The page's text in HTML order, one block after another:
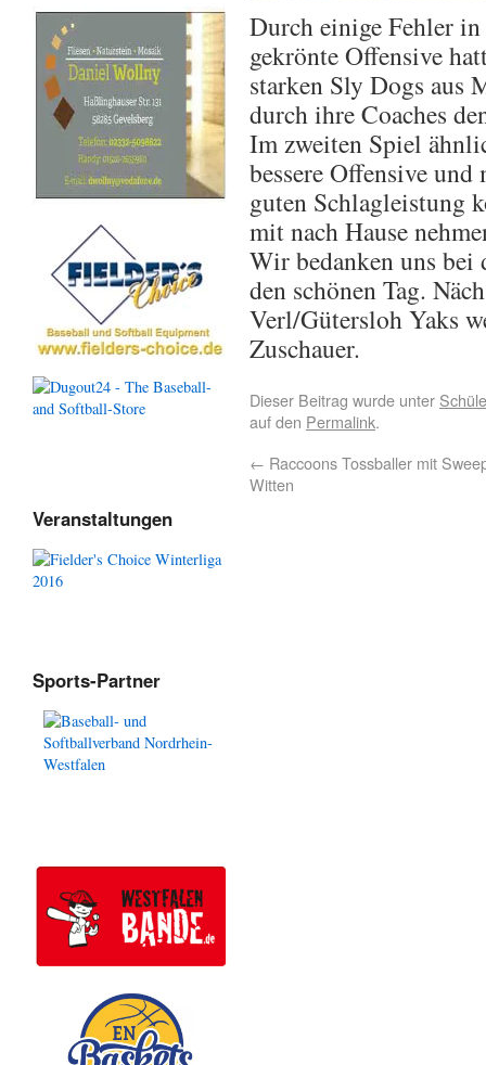
Durch einige Fehler
gekrönte Offensive
starken Sly Dogs aus
durch ihre Coaches
Im zweiten Spiel
bessere Offensive
guten Schlagleistung
mit nach Hause
Wir bedanken uns bei
den schönen Tag.
Verl/Gütersloh Yaks
Zuschauer.
Dieser Beitrag wurde unter
auf den Permalink.
← Raccoons Tossballer mit
Witten
Veranstaltungen
Sports-Partner